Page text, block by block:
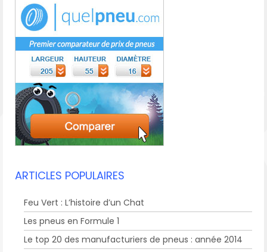
ARTICLES POPULAIRES
Feu Vert : L’histoire d’un Chat
Les pneus en Formule 1
Le top 20 des manufacturiers de pneus : année 2014